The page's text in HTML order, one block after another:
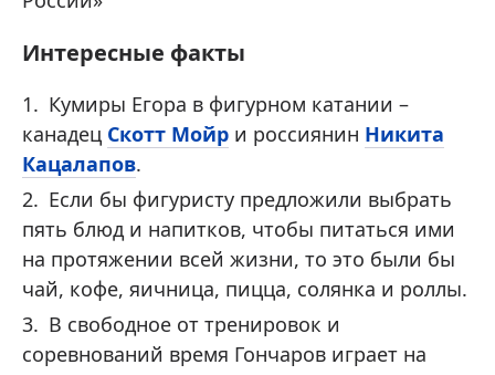
Интересные факты
Кумиры Егора в фигурном катании –
канадец Скотт Мойр и россиянин Никита
Кацалапов.
Если бы фигуристу предложили выбрать
пять блюд и напитков, чтобы питаться ими
на протяжении всей жизни, то это были бы
чай, кофе, яичница, пицца, солянка и роллы.
В свободное от тренировок и
соревнований время Гончаров играет на